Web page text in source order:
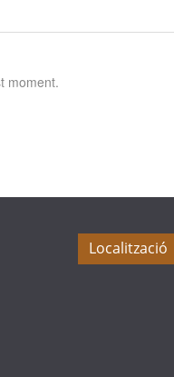
moment.
Localització